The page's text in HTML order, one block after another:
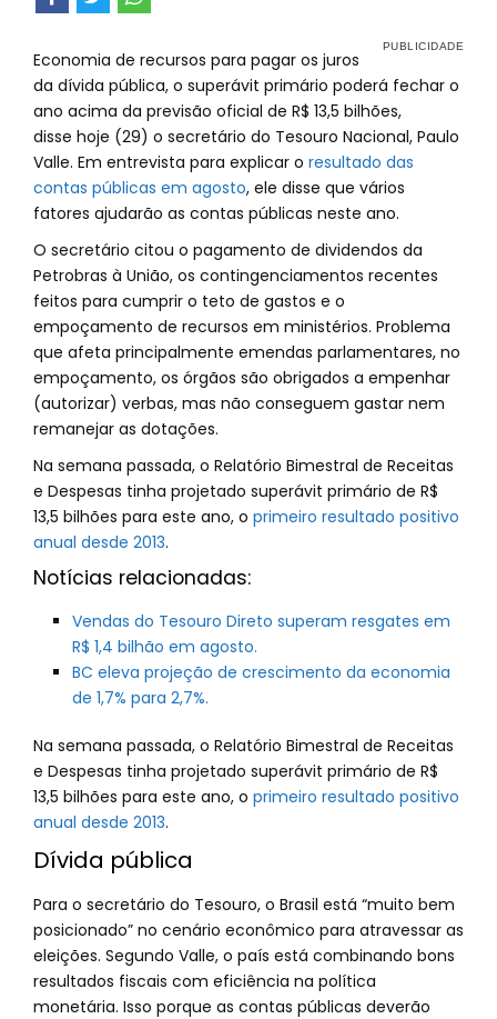
Economia de recursos para pagar os juros
da dívida pública, o superávit primário poderá fechar o
ano acima da previsão oficial de R$ 13,5 bilhões,
disse hoje (29) o secretário do Tesouro Nacional, Paulo
Valle. Em entrevista para explicar o resultado das
contas públicas em agosto, ele disse que vários
fatores ajudarão as contas públicas neste ano.
O secretário citou o pagamento de dividendos da
Petrobras à União, os contingenciamentos recentes
feitos para cumprir o teto de gastos e o
empoçamento de recursos em ministérios. Problema
que afeta principalmente emendas parlamentares, no
empoçamento, os órgãos são obrigados a empenhar
(autorizar) verbas, mas não conseguem gastar nem
remanejar as dotações.
Na semana passada, o Relatório Bimestral de Receitas
e Despesas tinha projetado superávit primário de R$
13,5 bilhões para este ano, o primeiro resultado positivo
anual desde 2013.
Notícias relacionadas:
Vendas do Tesouro Direto superam resgates em
R$ 1,4 bilhão em agosto.
BC eleva projeção de crescimento da economia
de 1,7% para 2,7%.
Na semana passada, o Relatório Bimestral de Receitas
e Despesas tinha projetado superávit primário de R$
13,5 bilhões para este ano, o primeiro resultado positivo
anual desde 2013.
Dívida pública
Para o secretário do Tesouro, o Brasil está “muito bem
posicionado” no cenário econômico para atravessar as
eleições. Segundo Valle, o país está combinando bons
resultados fiscais com eficiência na política
monetária. Isso porque as contas públicas deverão